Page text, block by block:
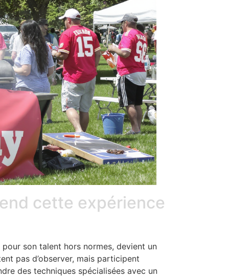
cette expérience
son talent hors normes, devient un
pas d’observer, mais participent
des techniques spécialisées avec un